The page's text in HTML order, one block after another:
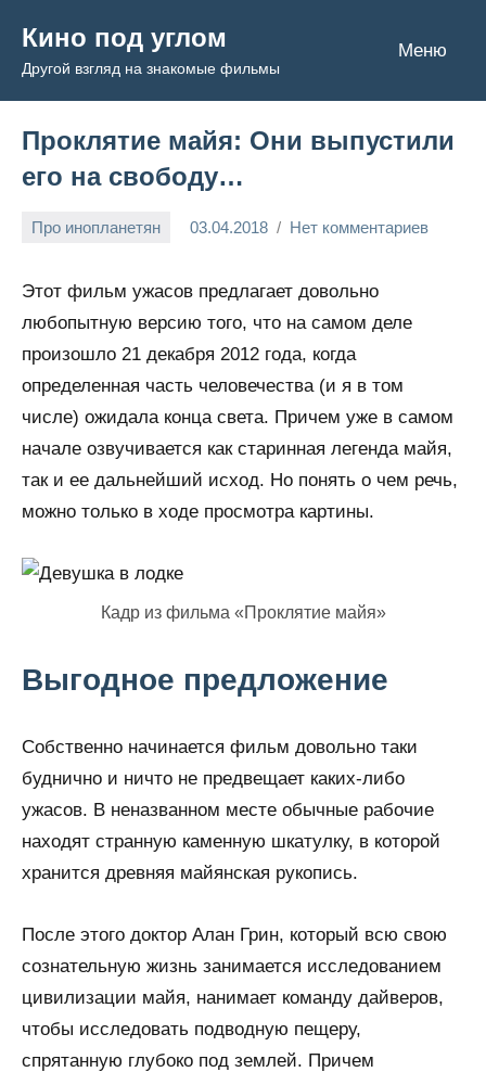
содержимому
Кино под углом
Другой взгляд на знакомые фильмы
Меню
Проклятие майя: Они выпустили
его на свободу…
Про инопланетян 03.04.2018
Admin
Нет комментариев
Этот фильм ужасов предлагает довольно
любопытную версию того, что на самом деле
произошло 21 декабря 2012 года, когда
определенная часть человечества (и я в том
числе) ожидала конца света. Причем уже в самом
начале озвучивается как старинная легенда майя,
так и ее дальнейший исход. Но понять о чем речь,
можно только в ходе просмотра картины.
Кадр из фильма «Проклятие майя»
Выгодное предложение
Собственно начинается фильм довольно таки
буднично и ничто не предвещает каких-либо
ужасов. В неназванном месте обычные рабочие
находят странную каменную шкатулку, в которой
хранится древняя майянская рукопись.
После этого доктор Алан Грин, который всю свою
сознательную жизнь занимается исследованием
цивилизации майя, нанимает команду дайверов,
чтобы исследовать подводную пещеру,
спрятанную глубоко под землей. Причем